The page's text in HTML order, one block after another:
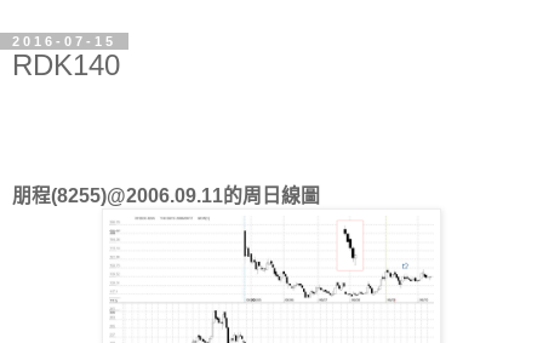
2016-07-15
RDK140
朋程(8255)@2006.09.11的周日線圖